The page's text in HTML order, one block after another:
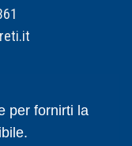
per fornirti la